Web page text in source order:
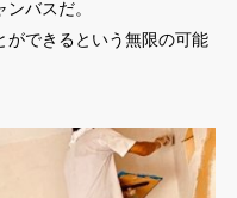
バスだ。
ができるという無限の可能